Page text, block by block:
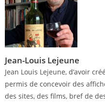
Jean-Louis Lejeune
Jean Louis Lejeune, d’avoir
permis de concevoir des
des sites, des films, bref de